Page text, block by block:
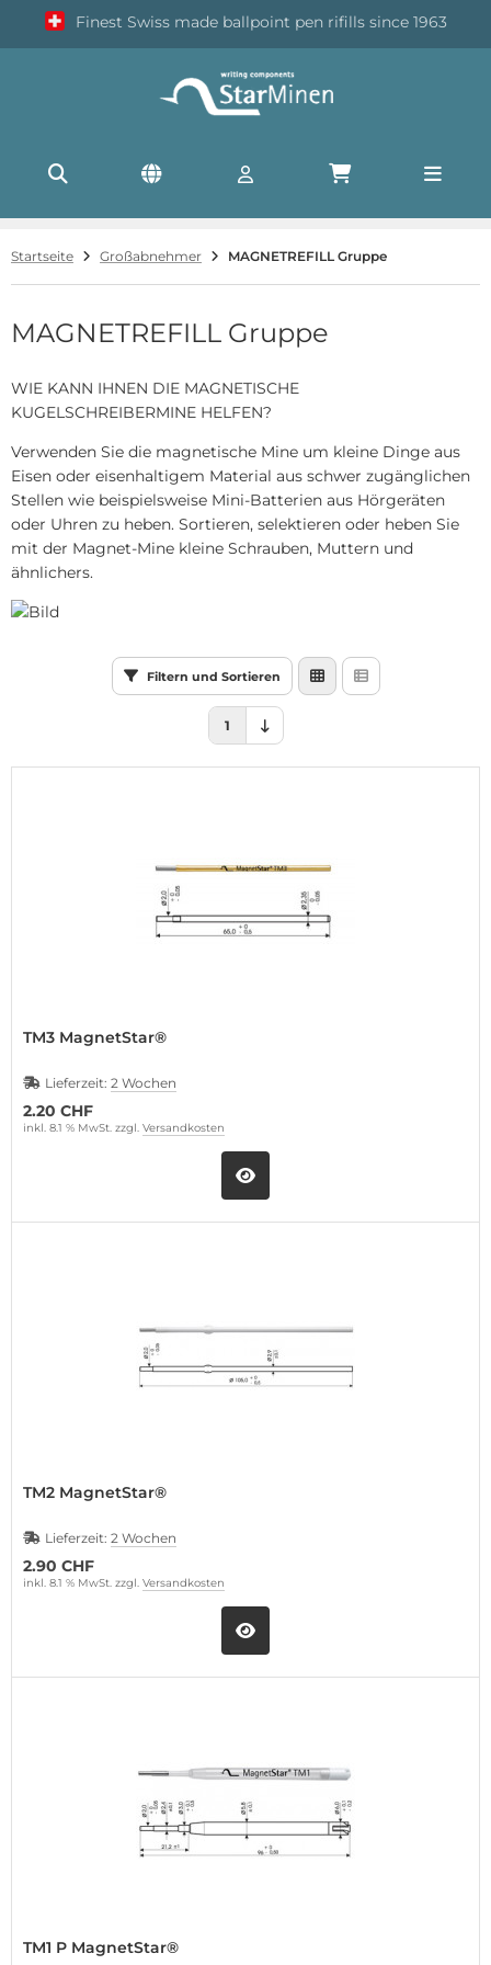
Finest Swiss made ballpoint pen rifills since 1963
Startseite Großabnehmer MAGNETREFILL Gruppe
MAGNETREFILL Gruppe
WIE KANN IHNEN DIE MAGNETISCHE
KUGELSCHREIBERMINE HELFEN?
Verwenden Sie die magnetische Mine um kleine Dinge aus
Eisen oder eisenhaltigem Material aus schwer zugänglichen
Stellen wie beispielsweise Mini-Batterien aus Hörgeräten
oder Uhren zu heben. Sortieren, selektieren oder heben Sie
mit der Magnet-Mine kleine Schrauben, Muttern und
ähnlichers.
Filtern und Sortieren
1
TM3 MagnetStar®
Lieferzeit: 2 Wochen
2.20 CHF
inkl. 8.1 % MwSt. zzgl. Versandkosten
TM2 MagnetStar®
Lieferzeit: 2 Wochen
2.90 CHF
inkl. 8.1 % MwSt. zzgl. Versandkosten
TM1 P MagnetStar®
G2
Großraumminen G2
Großraumminen G2
A2
X20
Mine C1
B3
für Livescribe Digital Pen
und Markierminen